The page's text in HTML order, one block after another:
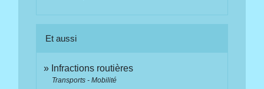
Et aussi
Infractions routières
Transports - Mobilité